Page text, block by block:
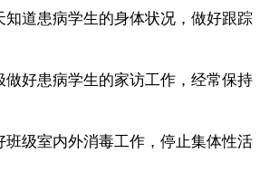
知道患病学生的身体状况，做好跟踪
做好患病学生的家访工作，经常保持
班级室内外消毒工作，停止集体性活